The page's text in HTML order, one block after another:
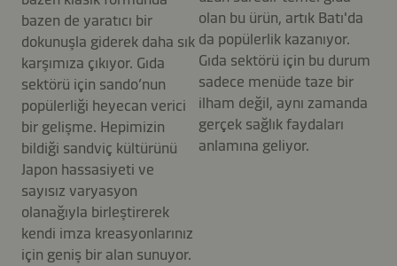
bazen de yaratıcı bir
dokunuşla giderek daha sık
karşımıza çıkıyor. Gıda
sektörü için sando’nun
popülerliği heyecan verici
bir gelişme. Hepimizin
bildiği sandviç kültürünü
Japon hassasiyeti ve
sayısız varyasyon
olanağıyla birleştirerek
kendi imza kreasyonlarınız
için geniş bir alan sunuyor.
olan bu ürün, artık Batı'da
da popülerlik kazanıyor.
Gıda sektörü için bu durum
sadece menüde taze bir
ilham değil, aynı zamanda
gerçek sağlık faydaları
anlamına geliyor.